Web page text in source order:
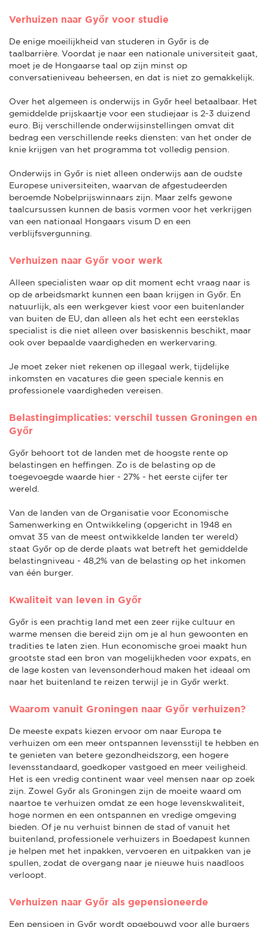
Verhuizen naar Győr voor studie
De enige moeilijkheid van studeren in Győr is de
taalbarrière. Voordat je naar een nationale universiteit gaat,
moet je de Hongaarse taal op zijn minst op
conversatieniveau beheersen, en dat is niet zo gemakkelijk.
Over het algemeen is onderwijs in Győr heel betaalbaar. Het
gemiddelde prijskaartje voor een studiejaar is 2-3 duizend
euro. Bij verschillende onderwijsinstellingen omvat dit
bedrag een verschillende reeks diensten: van het onder de
knie krijgen van het programma tot volledig pension.
Onderwijs in Győr is niet alleen onderwijs aan de oudste
Europese universiteiten, waarvan de afgestudeerden
beroemde Nobelprijswinnaars zijn. Maar zelfs gewone
taalcursussen kunnen de basis vormen voor het verkrijgen
van een nationaal Hongaars visum D en een
verblijfsvergunning.
Verhuizen naar Győr voor werk
Alleen specialisten waar op dit moment echt vraag naar is
op de arbeidsmarkt kunnen een baan krijgen in Győr. En
natuurlijk, als een werkgever kiest voor een buitenlander
van buiten de EU, dan alleen als het echt een eersteklas
specialist is die niet alleen over basiskennis beschikt, maar
ook over bepaalde vaardigheden en werkervaring.
Je moet zeker niet rekenen op illegaal werk, tijdelijke
inkomsten en vacatures die geen speciale kennis en
professionele vaardigheden vereisen.
Belastingimplicaties: verschil tussen Groningen en
Győr
Győr behoort tot de landen met de hoogste rente op
belastingen en heffingen. Zo is de belasting op de
toegevoegde waarde hier - 27% - het eerste cijfer ter
wereld.
Van de landen van de Organisatie voor Economische
Samenwerking en Ontwikkeling (opgericht in 1948 en
omvat 35 van de meest ontwikkelde landen ter wereld)
staat Győr op de derde plaats wat betreft het gemiddelde
belastingniveau - 48,2% van de belasting op het inkomen
van één burger.
Kwaliteit van leven in Győr
Győr is een prachtig land met een zeer rijke cultuur en
warme mensen die bereid zijn om je al hun gewoonten en
tradities te laten zien. Hun economische groei maakt hun
grootste stad een bron van mogelijkheden voor expats, en
de lage kosten van levensonderhoud maken het ideaal om
naar het buitenland te reizen terwijl je in Győr werkt.
Waarom vanuit Groningen naar Győr verhuizen?
De meeste expats kiezen ervoor om naar Europa te
verhuizen om een meer ontspannen levensstijl te hebben en
te genieten van betere gezondheidszorg, een hogere
levensstandaard, goedkoper vastgoed en meer veiligheid.
Het is een vredig continent waar veel mensen naar op zoek
zijn. Zowel Győr als Groningen zijn de moeite waard om
naartoe te verhuizen omdat ze een hoge levenskwaliteit,
hoge normen en een ontspannen en vredige omgeving
bieden. Of je nu verhuist binnen de stad of vanuit het
buitenland, professionele verhuizers in Boedapest kunnen
je helpen met het inpakken, vervoeren en uitpakken van je
spullen, zodat de overgang naar je nieuwe huis naadloos
verloopt.
Verhuizen naar Győr als gepensioneerde
Een pensioen in Győr wordt opgebouwd voor alle burgers